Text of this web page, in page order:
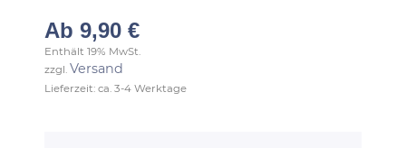
Ab 9,90 €
Enthält 19% MwSt.
zzgl. Versand
Lieferzeit: ca. 3-4 Werktage